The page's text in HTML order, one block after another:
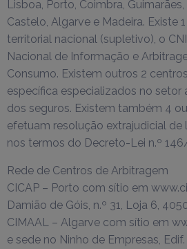
Lisboa, Porto, Coimbra,
Castelo, Algarve e Madeira. Existe
territorial nacional (supletivo), o
Nacional de Informação e
Consumo. Existem outros 2
específica especializados no
dos seguros. Existem também 4
efetuam resolução extrajudicial de
nos termos do Decreto-Lei n.º
Rede de Centros de Arbitragem
CICAP – Porto com sítio em
Damião de Góis, n.º 31, Loja 6,
CIMAAL – Algarve com sítio em
e sede no Ninho de Empresas,